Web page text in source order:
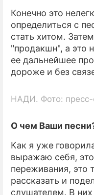
Конечно это
определиться с
стать хитом.
"продакшн", а это
ее дальнейшее
дороже и без
НАДИ. Фото:
О чем Ваши
Как я уже
выражаю себя,
переживания, это
рассказать и
слушателем. В